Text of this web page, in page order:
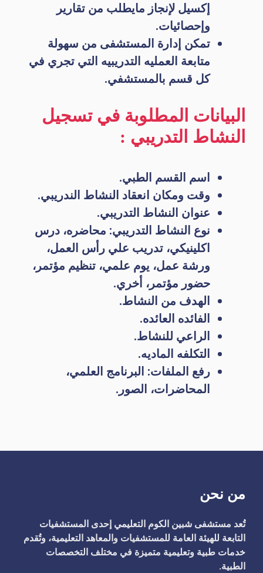
إكسيل لإنجاز مايطلب من تقارير
وإحصائيات.
تمكن إدارة المستشفى من سهولة
متابعة العمليه التدريبيه التي تجري في
كل قسم بالمستشفي.
البيانات المطلوبة في تسجيل
النشاط التدريبي :
اسم القسم الطبي.
وقت ومكان انعقاد النشاط الندريبي.
عنوان النشاط التدريبي.
نوع النشاط التدريبي: محاضره، درس
اكلينيكي، تدريب علي رأس العمل،
ورشة عمل، يوم علمي، تنظيم مؤتمر،
حضور مؤتمر، أخري.
الهدف من النشاط.
الفائده العائده.
الراعي للنشاط.
التكلفه الماديه.
رفع الملفات: البرنامج العلمي،
المحاضرات، الصور.
من نحن
تُعد مستشفى شبين الكوم التعليمي إحدى المستشفيات
التابعة للهيئة العامة للمستشفيات والمعاهد التعليمية، وتُقدم
خدمات طبية وتعليمية متميزة في مختلف التخصصات
الطبية.